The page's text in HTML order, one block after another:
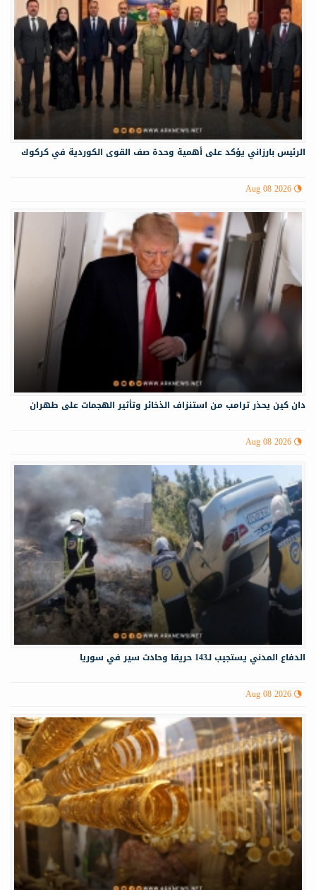
الرئيس بارزاني يؤكد على أهمية وحدة صف القوى الكوردية في كركوك
Aug 08 2026
دان كين يحذر ترامب من استنزاف الذخائر وتأثير الهجمات على طهران
Aug 08 2026
الدفاع المدني يستجيب لـ143 حريقا وحادث سير في سوريا
Aug 08 2026